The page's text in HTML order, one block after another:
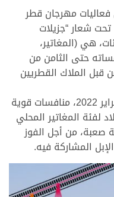
مهرجان قطر
تحت شعار “جزيلات
والذي يضم تحت مظلته 3 فئات، هي (المغاتير،
حتى الثامن من
من قبل الملاك القطريين
وشهد المهرجان اليوم الأربعاء 2 فبراير 2022، منافسات قوية
المغاتير المحلي
صعبة، من أجل الفوز
المشاركة فيه.